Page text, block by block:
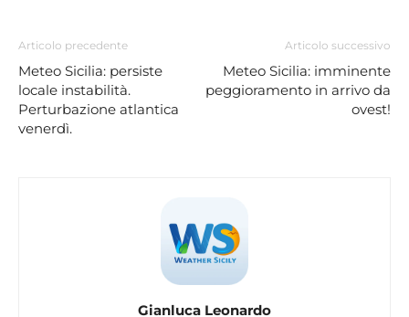
Articolo precedente
Meteo Sicilia: persiste
locale instabilità.
Perturbazione atlantica
venerdì.
Articolo successivo
Meteo Sicilia: imminente
peggioramento in arrivo da
ovest!
Gianluca Leonardo